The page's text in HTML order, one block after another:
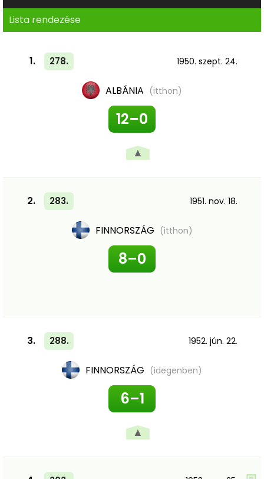
Lista rendezése
1. 278. 1950. szept. 24.
ALBÁNIA (itthon)
12–0
▲
2. 283. 1951. nov. 18.
FINNORSZÁG (itthon)
8–0
3. 288. 1952. jún. 22.
FINNORSZÁG (idegenben)
6–1
▲